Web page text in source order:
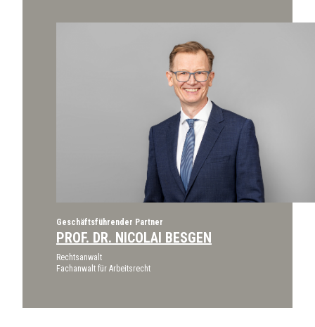
Geschäftsführender Partner
PROF. DR. NICOLAI BESGEN
Rechtsanwalt
Fachanwalt für Arbeitsrecht